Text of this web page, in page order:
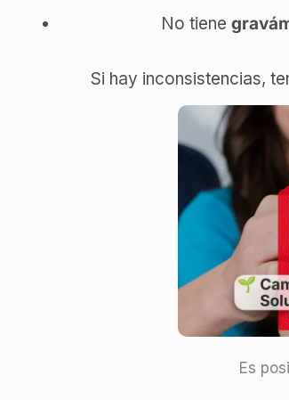
No tiene
Si hay inconsistencias,
Es